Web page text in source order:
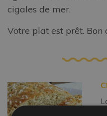
cigales de mer.
Votre plat est prêt. Bon